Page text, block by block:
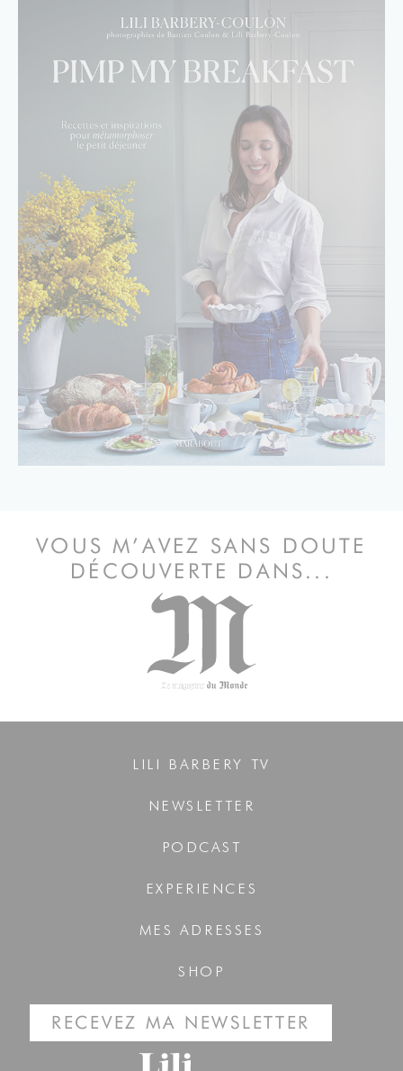
VOUS M’AVEZ SANS DOUTE
DÉCOUVERTE DANS...
LILI BARBERY TV
NEWSLETTER
PODCAST
EXPERIENCES
MES ADRESSES
SHOP
RECEVEZ MA NEWSLETTER